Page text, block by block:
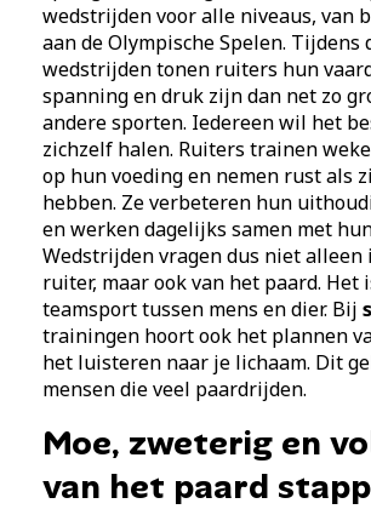
wedstrijden voor alle niveaus, van
aan de Olympische Spelen. Tijdens
wedstrijden tonen ruiters hun
spanning en druk zijn dan net zo
andere sporten. Iedereen wil het
zichzelf halen. Ruiters trainen
op hun voeding en nemen rust als
hebben. Ze verbeteren hun
en werken dagelijks samen met
Wedstrijden vragen dus niet alleen
ruiter, maar ook van het paard. Het
teamsport tussen mens en dier. Bij
trainingen hoort ook het plannen
het luisteren naar je lichaam. Dit
mensen die veel paardrijden.
Moe, zweterig en
van het paard